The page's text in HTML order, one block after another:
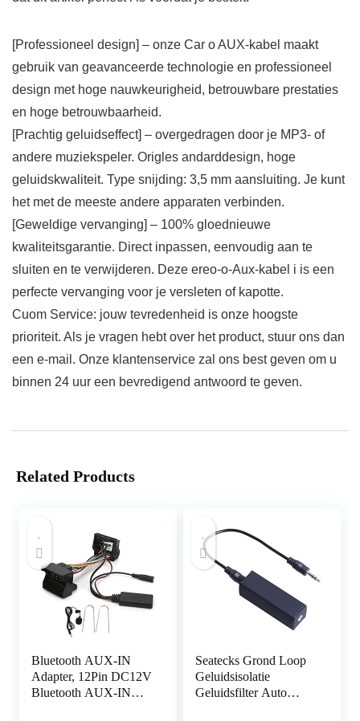
[Professioneel design] – onze Car o AUX-kabel maakt
gebruik van geavanceerde technologie en professioneel
design met hoge nauwkeurigheid, betrouwbare prestaties
en hoge betrouwbaarheid.
[Prachtig geluidseffect] – overgedragen door je MP3- of
andere muziekspeler. Origles andarddesign, hoge
geluidskwaliteit. Type snijding: 3,5 mm aansluiting. Je kunt
het met de meeste andere apparaten verbinden.
[Geweldige vervanging] – 100% gloednieuwe
kwaliteitsgarantie. Direct inpassen, eenvoudig aan te
sluiten en te verwijderen. Deze ereo-o-Aux-kabel i is een
perfecte vervanging voor je versleten of kapotte.
Cuom Service: jouw tevredenheid is onze hoogste
prioriteit. Als je vragen hebt over het product, stuur ons dan
een e-mail. Onze klantenservice zal ons best geven om u
binnen 24 uur een bevredigend antwoord te geven.
Related Products
Bluetooth AUX-IN
Adapter, 12Pin DC12V
Bluetooth AUX-IN
Seatecks Grond Loop
Geluidsisolatie
Geluidsfilter Auto